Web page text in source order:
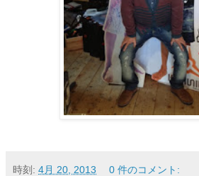
時刻: 4月 20, 2013 0 件のコメント: